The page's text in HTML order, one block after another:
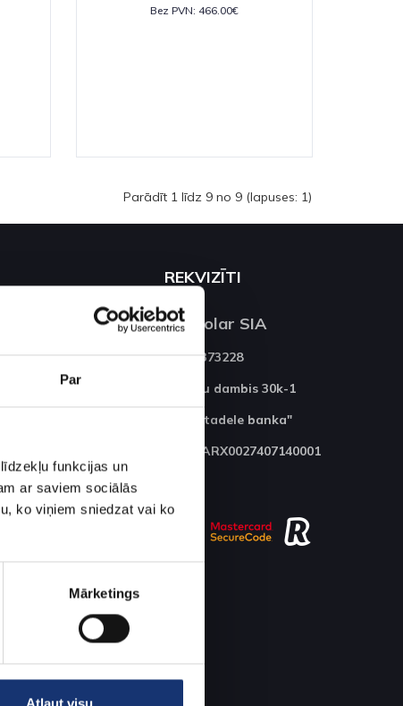
Par
funkcijas un
ar saviem sociālās
ko viņiem sniedzat vai ko
Mārketings
Atļaut visu
Bez PVN: 466.00€
Parādīt 1 līdz 9 no 9 (lapuses: 1)
REKVIZĪTI
VG Solar SIA
40203373228
Ganību dambis 30k-1
AS "Citadele banka"
LV37PARX0027407140001